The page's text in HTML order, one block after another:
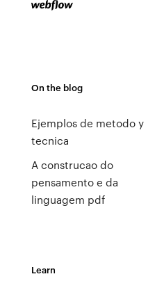
On the blog
Ejemplos de metodo y
tecnica
A construcao do
pensamento e da
linguagem pdf
Learn